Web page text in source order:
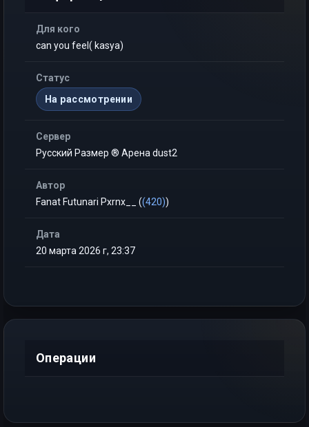
Для кого
can you feel( kasya)
Статус
На рассмотрении
Сервер
Русский Размер ® Арена dust2
Автор
Fanat Futunari Pxrnx__ ((420))
Дата
20 марта 2026 г, 23:37
Операции